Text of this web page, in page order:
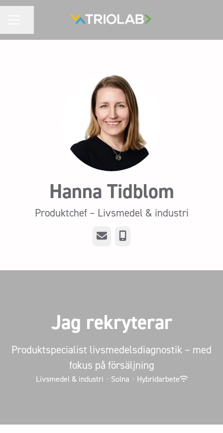
Hanna Tidblom
Produktchef – Livsmedel & industri
E-post Telefon
Jag rekryterar
Produktspecialist livsmedelsdiagnostik – med
fokus på försäljning
Livsmedel & industri · Solna · Hybridarbete